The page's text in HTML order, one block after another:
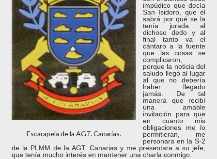
Escarapela de la AGT. Canarias.
impúdico que decía
San Isidoro, que él
sabrá por qué se la
tenía jurada al
dichoso dedo y al
final tanto va el
cántaro a la fuente
que las cosas se
complicaron,
porque la noticia del
saludo llegó al lugar
al que no debería
haber llegado
jamás. De tal
manera que recibí
una amable
invitación para que
en cuanto mis
obligaciones me lo
permitieran, me
personara en la S-2
de la PLMM de la AGT. Canarias y me presentara a su jefe,
que tenía mucho interés en mantener una charla conmigo.